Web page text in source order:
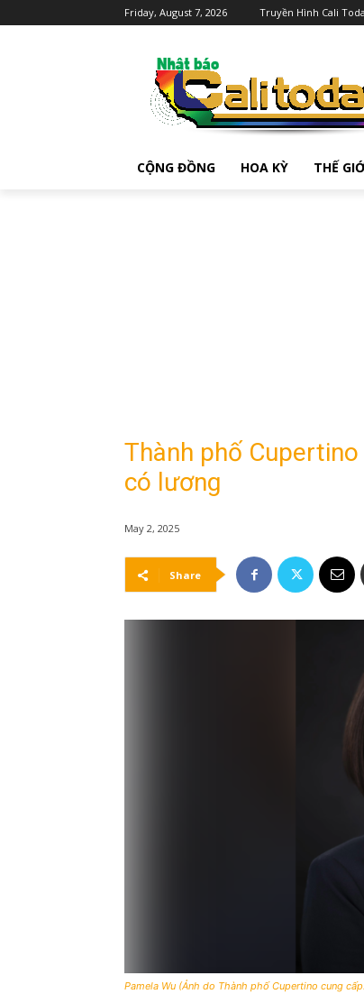
Friday, August 7, 2026 Truyền Hình Cali
CỘNG ĐỒNG HOA KỲ THẾ
Thành phố
có lương
May 2, 2025
Share
Pamela Wu (Ảnh do Thành phố Cupertino cung